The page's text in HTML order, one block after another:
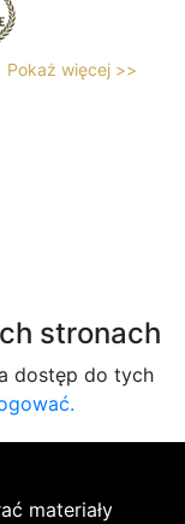
Pokaż więcej >>
stronach
dostęp do tych
materiały